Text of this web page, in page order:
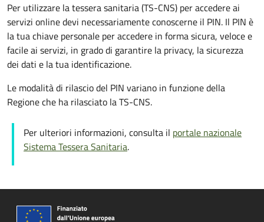
Per utilizzare la tessera sanitaria (TS-CNS) per accedere ai
servizi online devi necessariamente conoscerne il PIN. Il PIN è
la tua chiave personale per accedere in forma sicura, veloce e
facile ai servizi, in grado di garantire la privacy, la sicurezza
dei dati e la tua identificazione.
Le modalità di rilascio del PIN variano in funzione della
Regione che ha rilasciato la TS-CNS.
Per ulteriori informazioni, consulta il portale nazionale
Sistema Tessera Sanitaria.